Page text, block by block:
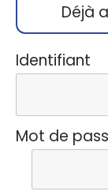
Déjà
Identifiant
Mot de